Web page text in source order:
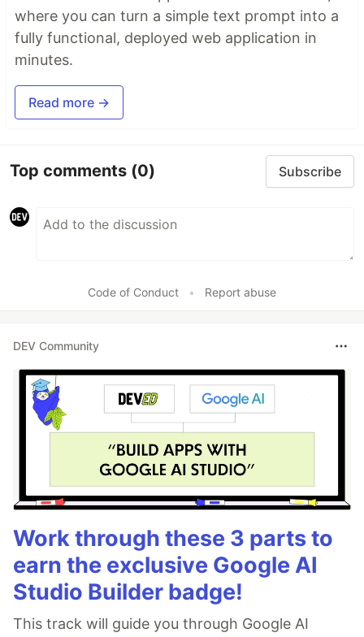
where you can turn a simple text prompt into a
fully functional, deployed web application in
minutes.
Read more →
Top comments (0) Subscribe
Code of Conduct • Report abuse
DEV Community
Work through these 3 parts to
earn the exclusive Google AI
Studio Builder badge!
This track will guide you through Google AI